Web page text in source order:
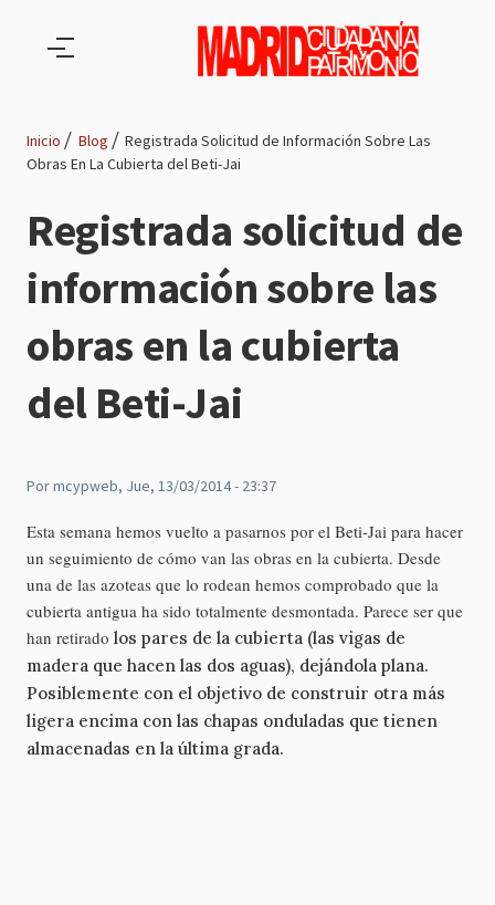
de
navegación
Inicio Blog
Registrada Solicitud de Información Sobre Las
Obras En La Cubierta del Beti-Jai
Registrada solicitud de
información sobre las
obras en la cubierta
del Beti-Jai
Pormcypweb, Jue, 13/03/2014 - 23:37
Esta semana hemos vuelto a pasarnos por el Beti-Jai para hacer
un seguimiento de cómo van las obras en la cubierta. Desde
una de las azoteas que lo rodean hemos comprobado que la
cubierta antigua ha sido totalmente desmontada. Parece ser que
han retirado los pares de la cubierta (las vigas de
madera que hacen las dos aguas), dejándola plana.
Posiblemente con el objetivo de construir otra más
ligera encima con las chapas onduladas que tienen
almacenadas en la última grada.